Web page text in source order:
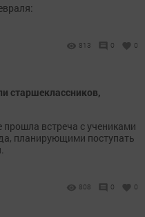
813 0 0
старшеклассников,
встреча с учениками
планирующими поступать
808 0 0